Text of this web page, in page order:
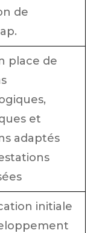
de
place de
et
adaptés
initiale